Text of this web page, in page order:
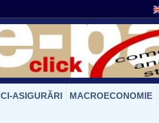
ASIGURĂRI MACROECONOMIE